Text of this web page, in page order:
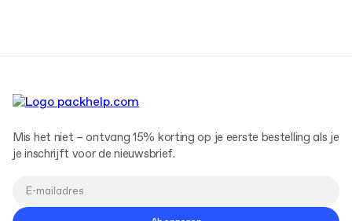
Mis het niet – ontvang 15% korting op je eerste bestelling als je
je inschrijft voor de nieuwsbrief.